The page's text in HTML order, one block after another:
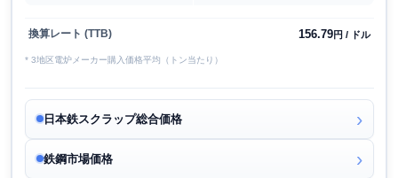
換算レート (TTB) 156.79円 / ドル
* 3地区電炉メーカー購入価格平均（トン当たり）
日本鉄スクラップ総合価格
鉄鋼市場価格